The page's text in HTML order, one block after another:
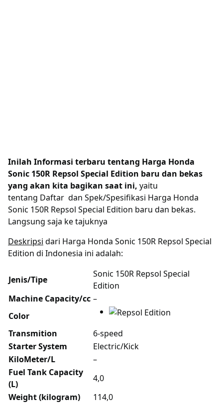
Inilah Informasi terbaru tentang Harga Honda
Sonic 150R Repsol Special Edition baru dan bekas
yang akan kita bagikan saat ini, yaitu
tentang Daftar dan Spek/Spesifikasi Harga Honda
Sonic 150R Repsol Special Edition baru dan bekas.
Langsung saja ke tajuknya
Deskripsi dari Harga Honda Sonic 150R Repsol Special
Edition di Indonesia ini adalah:
Jenis/Tipe
Sonic 150R Repsol Special
Edition
Machine Capacity/cc –
Color
Transmition
6-speed
Starter System
Electric/Kick
KiloMeter/L
–
Fuel Tank Capacity
(L)
4,0
Weight (kilogram)
114,0